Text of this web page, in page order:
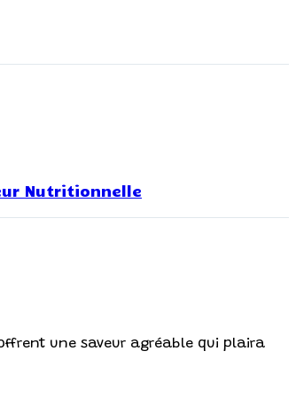
Nutritionnelle
une saveur agréable qui plaira